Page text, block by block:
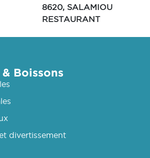
8620, SALAMIOU
RESTAURANT
Boissons
divertissement